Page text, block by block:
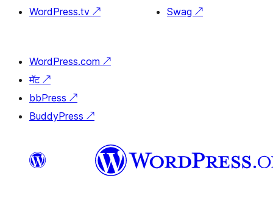
WordPress.tv ↗
Swag ↗
WordPress.com ↗
मॅट ↗
bbPress ↗
BuddyPress ↗